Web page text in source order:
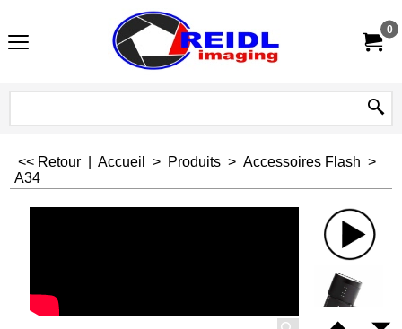
0
<< Retour Accueil > Produits > Accessoires Flash >
A34